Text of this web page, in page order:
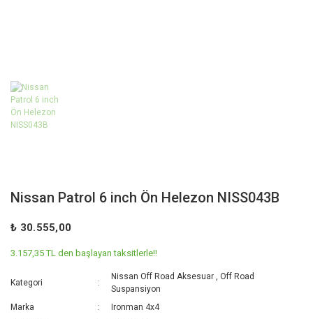
Nissan Patrol 6 inch Ön Helezon NISS043B
₺ 30.555,00
3.157,35 TL den başlayan taksitlerle!!
Kategori
Nissan Off Road Aksesuar ,Off Road
Suspansiyon
Marka
Ironman 4x4